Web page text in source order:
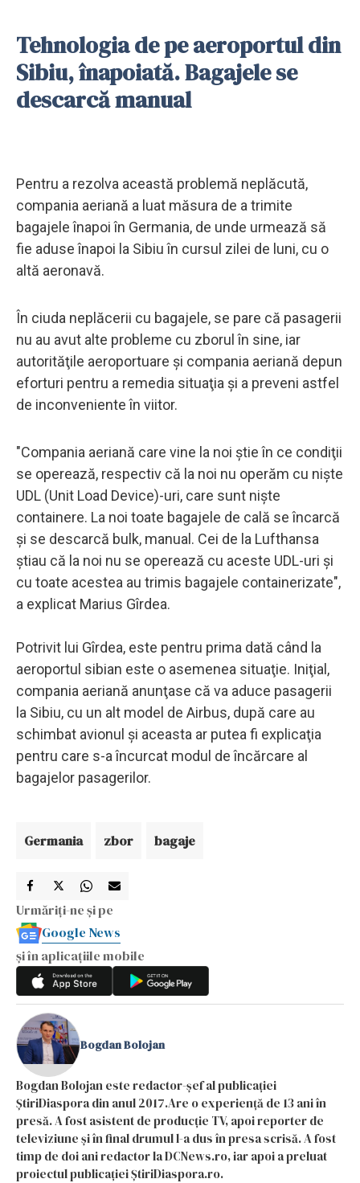
Tehnologia de pe aeroportul din
Sibiu, înapoiată. Bagajele se
descarcă manual
Pentru a rezolva această problemă neplăcută,
compania aeriană a luat măsura de a trimite
bagajele înapoi în Germania, de unde urmează să
fie aduse înapoi la Sibiu în cursul zilei de luni, cu o
altă aeronavă.
În ciuda neplăcerii cu bagajele, se pare că pasagerii
nu au avut alte probleme cu zborul în sine, iar
autorităţile aeroportuare şi compania aeriană depun
eforturi pentru a remedia situaţia şi a preveni astfel
de inconveniente în viitor.
"Compania aeriană care vine la noi ştie în ce condiţii
se operează, respectiv că la noi nu operăm cu nişte
UDL (Unit Load Device)-uri, care sunt nişte
containere. La noi toate bagajele de cală se încarcă
şi se descarcă bulk, manual. Cei de la Lufthansa
ştiau că la noi nu se operează cu aceste UDL-uri şi
cu toate acestea au trimis bagajele containerizate",
a explicat Marius Gîrdea.
Potrivit lui Gîrdea, este pentru prima dată când la
aeroportul sibian este o asemenea situaţie. Iniţial,
compania aeriană anunţase că va aduce pasagerii
la Sibiu, cu un alt model de Airbus, după care au
schimbat avionul şi aceasta ar putea fi explicaţia
pentru care s-a încurcat modul de încărcare al
bagajelor pasagerilor.
Germania zbor bagaje
Urmăriți-ne și pe
Google News
și în aplicațiile mobile
Bogdan Bolojan
Bogdan Bolojan este redactor-șef al publicației
ȘtiriDiaspora din anul 2017.Are o experiență de 13 ani în
presă. A fost asistent de producție TV, apoi reporter de
televiziune și în final drumul l-a dus în presa scrisă. A fost
timp de doi ani redactor la DCNews.ro, iar apoi a preluat
proiectul publicației ȘtiriDiaspora.ro.